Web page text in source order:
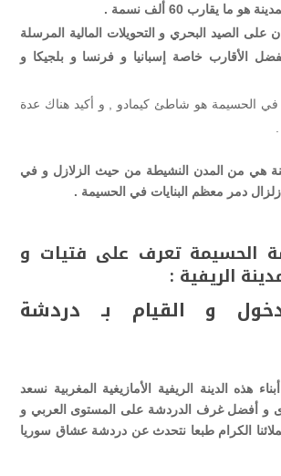
ما يقارب 60 ألف نسمة .
على الصيد البحري و التحويلات المالية المرسلة
الأقارب خاصة إسبانيا و فرنسا و بلجيكا و
الحسيمة هو شاطئ كيمادو , و أكيد هناك عدة
هي من المدن النشيطة من حيث الزلازل و في
الحسيمة تعرف على فتيات و
الريفية :
و القيام بـ دردشة
هذه الدينة الريفية الأمازيغية المغربية نسعد
و أفضل غرف الدردشة على المستوى العربي و
الكرام طبعا نتحدث عن دردشة عشاق سوريا